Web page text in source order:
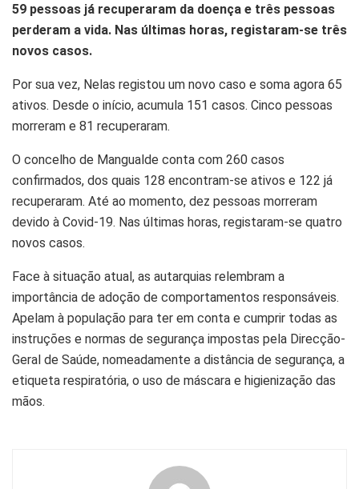
59 pessoas já recuperaram da doença e três pessoas
perderam a vida. Nas últimas horas, registaram-se três
novos casos.
Por sua vez, Nelas registou um novo caso e soma agora 65
ativos. Desde o início, acumula 151 casos. Cinco pessoas
morreram e 81 recuperaram.
O concelho de Mangualde conta com 260 casos
confirmados, dos quais 128 encontram-se ativos e 122 já
recuperaram. Até ao momento, dez pessoas morreram
devido à Covid-19. Nas últimas horas, registaram-se quatro
novos casos.
Face à situação atual, as autarquias relembram a
importância de adoção de comportamentos responsáveis.
Apelam à população para ter em conta e cumprir todas as
instruções e normas de segurança impostas pela Direcção-
Geral de Saúde, nomeadamente a distância de segurança, a
etiqueta respiratória, o uso de máscara e higienização das
mãos.